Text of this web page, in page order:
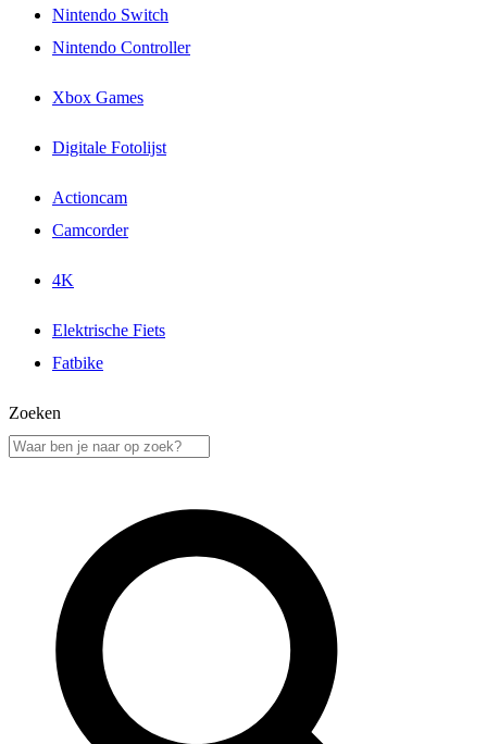
Nintendo Switch
Nintendo Controller
Xbox Games
Digitale Fotolijst
Actioncam
Camcorder
4K
Elektrische Fiets
Fatbike
Zoeken